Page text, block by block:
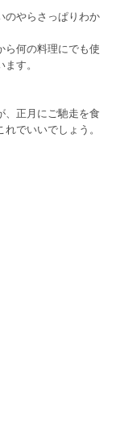
のやらさっぱりわか
ら何の料理にでも使
す。
、正月にご馳走を食
でいいでしょう。